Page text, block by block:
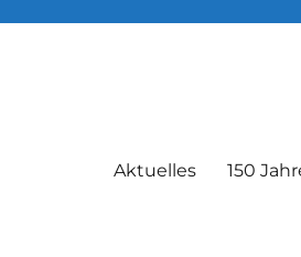
Aktuelles 150